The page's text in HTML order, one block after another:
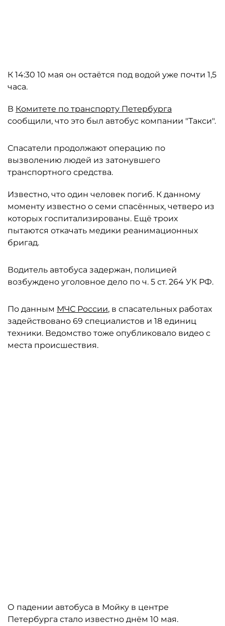
К 14:30 10 мая он остаётся под водой уже почти 1,5
часа.
В Комитете по транспорту Петербурга
сообщили, что это был автобус компании "Такси".
Спасатели продолжают операцию по
вызволению людей из затонувшего
транспортного средства.
Известно, что один человек погиб. К данному
моменту известно о семи спасённых, четверо из
которых госпитализированы. Ещё троих
пытаются откачать медики реанимационных
бригад.
Водитель автобуса задержан, полицией
возбуждено уголовное дело по ч. 5 ст. 264 УК РФ.
По данным МЧС России, в спасательных работах
задействовано 69 специалистов и 18 единиц
техники. Ведомство тоже опубликовало видео с
места происшествия.
О падении автобуса в Мойку в центре
Петербурга стало известно днём 10 мая.